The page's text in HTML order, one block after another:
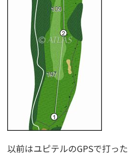
以前はユピテルのGPSで打っ